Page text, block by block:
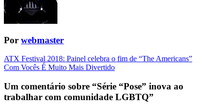
Por webmaster
Navegação
da
Postagem
ATX Festival 2018: Painel celebra o fim de “The Americans”
Com Vocês É Muito Mais Divertido
Um comentário sobre “Série “Pose” inova ao
trabalhar com comunidade LGBTQ”